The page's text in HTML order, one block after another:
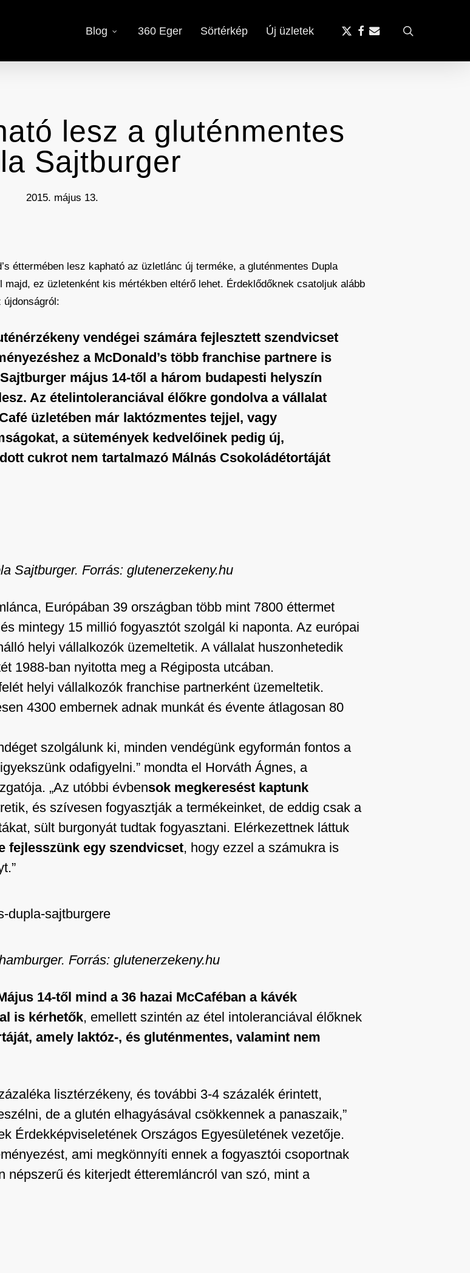
Blog 360 Eger Sörtérkép Új üzletek
x-
facebook
email
lesz a gluténmentes
Sajtburger
2015. május 13.
éttermében lesz kapható az üzletlánc új terméke, a gluténmentes Dupla
ez üzletenként kis mértékben eltérő lehet. Érdeklődőknek csatoljuk alább
újdonságról:
vendégei számára fejlesztett szendvicset
a McDonald’s több franchise partnere is
május 14-től a három budapesti helyszín
Az ételintoleranciával élőkre gondolva a vállalat
üzletében már laktózmentes tejjel, vagy
a sütemények kedvelőinek pedig új,
cukrot nem tartalmazó Málnás Csokoládétortáját
Sajtburger. Forrás: glutenerzekeny.hu
Európában 39 országban több mint 7800 éttermet
mintegy 15 millió fogyasztót szolgál ki naponta. Az európai
helyi vállalkozók üzemeltetik. A vállalat huszonhetedik
1988-ban nyitotta meg a Régiposta utcában.
helyi vállalkozók franchise partnerként üzemeltetik.
4300 embernek adnak munkát és évente átlagosan 80
szolgálunk ki, minden vendégünk egyformán fontos a
odafigyelni.” mondta el Horváth Ágnes, a
„Az utóbbi évbensok megkeresést kaptunk
és szívesen fogyasztják a termékeinket, de eddig csak a
sült burgonyát tudtak fogyasztani. Elérkezettnek láttuk
fejlesszünk egy szendvicset, hogy ezzel a számukra is
Forrás: glutenerzekeny.hu
14-től mind a 36 hazai McCaféban a kávék
is kérhetők, emellett szintén az étel intoleranciával élőknek
amely laktóz-, és gluténmentes, valamint nem
lisztérzékeny, és további 3-4 százalék érintett,
de a glutén elhagyásával csökkennek a panaszaik,”
Érdekképviseletének Országos Egyesületének vezetője.
ami megkönnyíti ennek a fogyasztói csoportnak
népszerű és kiterjedt étteremláncról van szó, mint a